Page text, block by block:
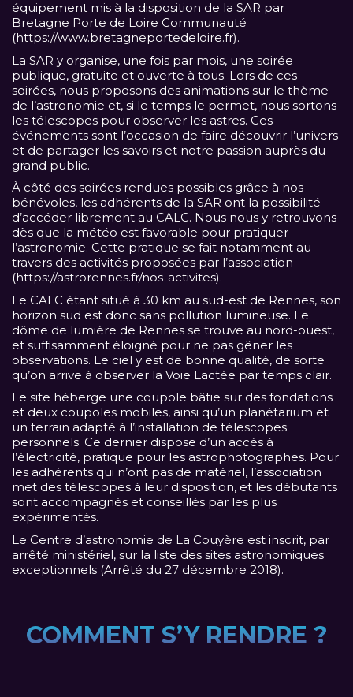
équipement mis à la disposition de la SAR par
Bretagne Porte de Loire Communauté
(https://www.bretagneportedeloire.fr).
La SAR y organise, une fois par mois, une soirée
publique, gratuite et ouverte à tous. Lors de ces
soirées, nous proposons des animations sur le thème
de l’astronomie et, si le temps le permet, nous sortons
les télescopes pour observer les astres. Ces
événements sont l’occasion de faire découvrir l’univers
et de partager les savoirs et notre passion auprès du
grand public.
À côté des soirées rendues possibles grâce à nos
bénévoles, les adhérents de la SAR ont la possibilité
d’accéder librement au CALC. Nous nous y retrouvons
dès que la météo est favorable pour pratiquer
l’astronomie. Cette pratique se fait notamment au
travers des activités proposées par l’association
(https://astrorennes.fr/nos-activites).
Le CALC étant situé à 30 km au sud-est de Rennes, son
horizon sud est donc sans pollution lumineuse. Le
dôme de lumière de Rennes se trouve au nord-ouest,
et suffisamment éloigné pour ne pas gêner les
observations. Le ciel y est de bonne qualité, de sorte
qu’on arrive à observer la Voie Lactée par temps clair.
Le site héberge une coupole bâtie sur des fondations
et deux coupoles mobiles, ainsi qu’un planétarium et
un terrain adapté à l’installation de télescopes
personnels. Ce dernier dispose d’un accès à
l’électricité, pratique pour les astrophotographes. Pour
les adhérents qui n’ont pas de matériel, l’association
met des télescopes à leur disposition, et les débutants
sont accompagnés et conseillés par les plus
expérimentés.
Le Centre d’astronomie de La Couyère est inscrit, par
arrêté ministériel, sur la liste des sites astronomiques
exceptionnels (Arrêté du 27 décembre 2018).
COMMENT S’Y RENDRE ?